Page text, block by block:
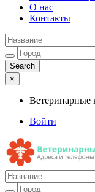
О нас
Контакты
×
Ветеринарные
Войти
Ветеринарные
Адреса и телефоны